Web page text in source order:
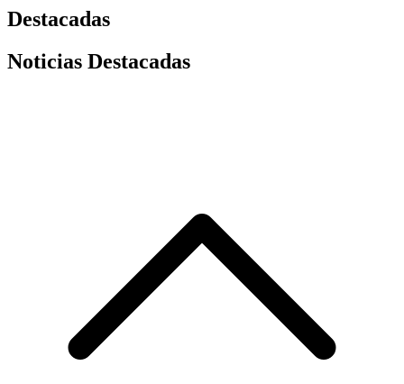
Destacadas
Noticias Destacadas